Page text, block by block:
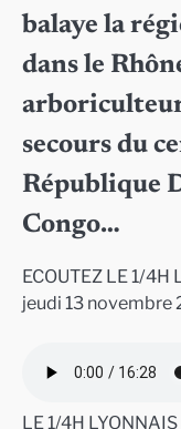
balaye la
dans le
secours du
République
Congo…
ECOUTEZ LE 1/
jeudi 13 novembre
LE 1/4H